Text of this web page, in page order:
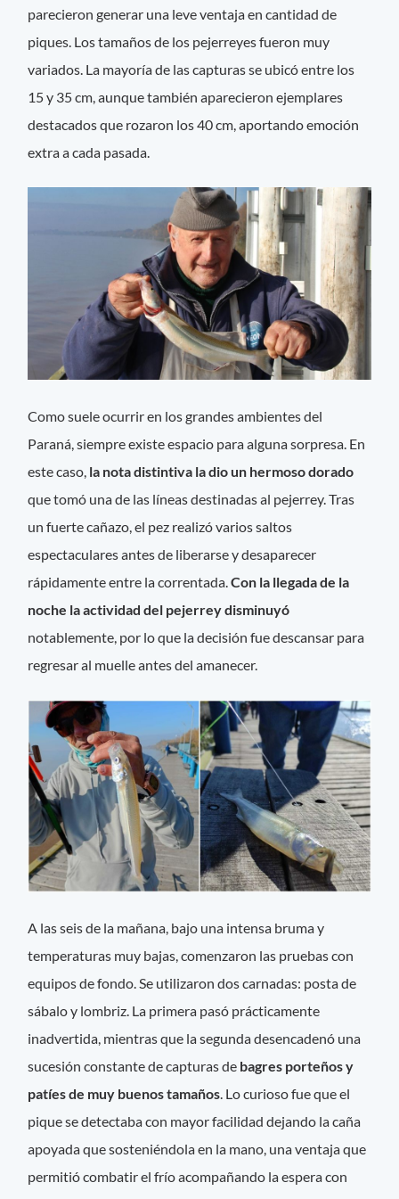
parecieron generar una leve ventaja en cantidad de
piques. Los tamaños de los pejerreyes fueron muy
variados. La mayoría de las capturas se ubicó entre los
15 y 35 cm, aunque también aparecieron ejemplares
destacados que rozaron los 40 cm, aportando emoción
extra a cada pasada.
Como suele ocurrir en los grandes ambientes del
Paraná, siempre existe espacio para alguna sorpresa. En
este caso, la nota distintiva la dio un hermoso dorado
que tomó una de las líneas destinadas al pejerrey. Tras
un fuerte cañazo, el pez realizó varios saltos
espectaculares antes de liberarse y desaparecer
rápidamente entre la correntada.Con la llegada de la
noche la actividad del pejerrey disminuyó
notablemente, por lo que la decisión fue descansar para
regresar al muelle antes del amanecer.
A las seis de la mañana, bajo una intensa bruma y
temperaturas muy bajas, comenzaron las pruebas con
equipos de fondo. Se utilizaron dos carnadas: posta de
sábalo y lombriz. La primera pasó prácticamente
inadvertida, mientras que la segunda desencadenó una
sucesión constante de capturas de bagres porteños y
patíes de muy buenos tamaños. Lo curioso fue que el
pique se detectaba con mayor facilidad dejando la caña
apoyada que sosteniéndola en la mano, una ventaja que
permitió combatir el frío acompañando la espera con